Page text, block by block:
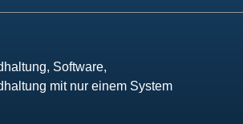
Software,
mit nur einem System